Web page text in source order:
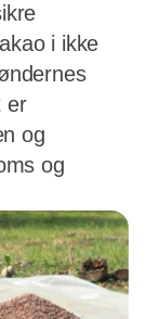
i ikke
er
og
og